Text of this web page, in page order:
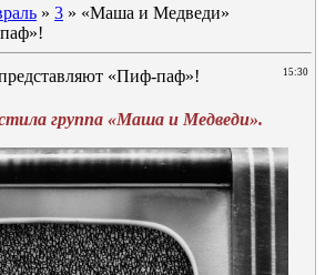
» 3 » «Маша и Медведи»
15:30
«Пиф-паф»!
группа «Маша и Медведи».